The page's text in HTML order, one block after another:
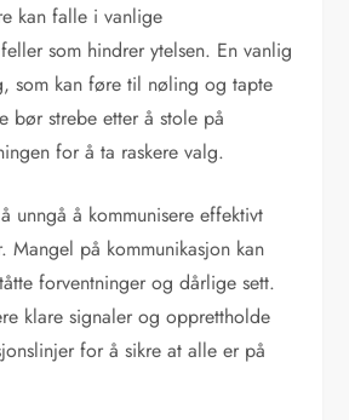
kan falle i vanlige
som hindrer ytelsen. En vanlig
som kan føre til nøling og tapte
bør strebe etter å stole på
for å ta raskere valg.
unngå å kommunisere effektivt
Mangel på kommunikasjon kan
forventninger og dårlige sett.
klare signaler og opprettholde
for å sikre at alle er på